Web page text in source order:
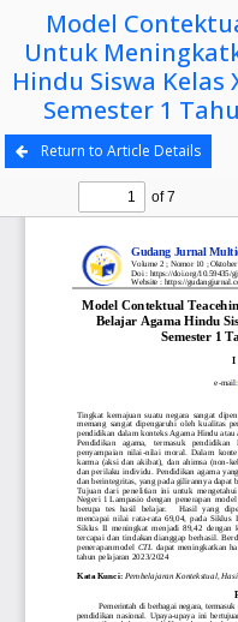
Model
Untuk
Hindu Siswa Kelas
Semester 1
Return to Article Details